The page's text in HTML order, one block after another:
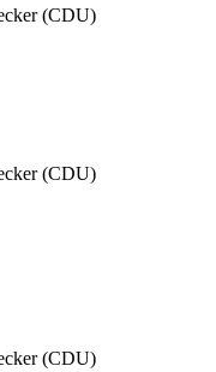
(CDU)
(CDU)
(CDU)